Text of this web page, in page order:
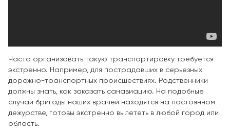
Часто организовать такую транспортировку требуется
экстренно. Например, для пострадавших в серьезных
дорожно-транспортных происшествиях. Родственники
должны знать, как заказать санавиацию. На подобные
случаи бригады наших врачей находятся на постоянном
дежурстве, готовы экстренно вылететь в любой город или
область.